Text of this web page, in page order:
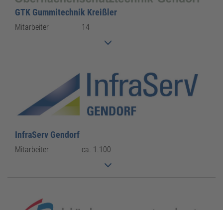
GTK Gummitechnik Kreißler
Mitarbeiter 14
InfraServ Gendorf
Mitarbeiter ca. 1.100